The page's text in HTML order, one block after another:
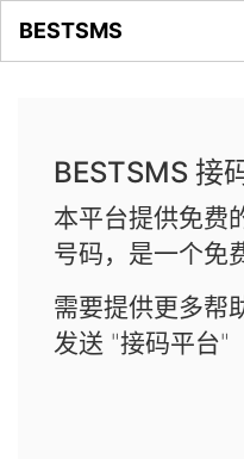
BESTSMS
BESTSMS 接
本平台提供免费
号码，是一个免
需要提供更多帮
发送 "接码平台"